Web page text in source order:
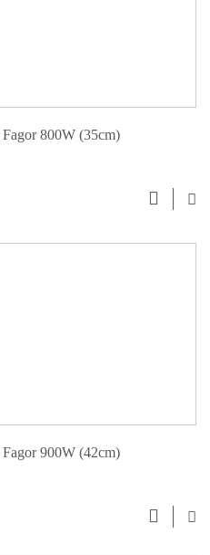
Fagor 800W (35cm)
Fagor 900W (42cm)